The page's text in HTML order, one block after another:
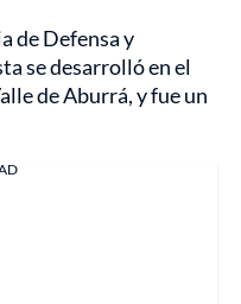
de Defensa y
se desarrolló en el
de Aburrá, y fue un